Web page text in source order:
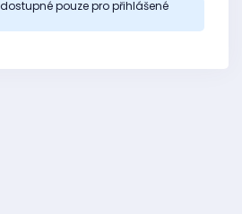
pouze pro přihlášené